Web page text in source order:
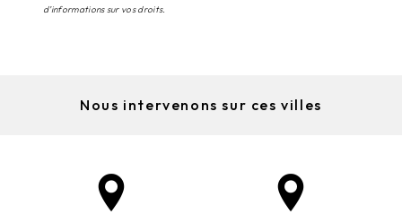
d’informations sur vos droits.
Nous intervenons sur ces villes